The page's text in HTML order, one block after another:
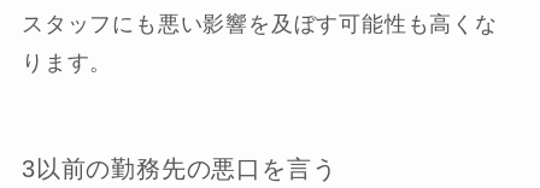
スタッフにも悪い影響を及ぼす可能性も高くな
ります。
3以前の勤務先の悪口を言う